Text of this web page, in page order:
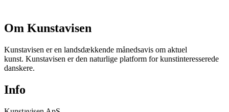
Om Kunstavisen
Kunstavisen er en landsdækkende månedsavis om aktuel
kunst. Kunstavisen er den naturlige platform for kunstinteresserede
danskere.
Info